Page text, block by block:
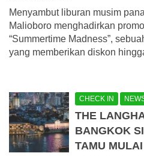
Menyambut liburan musim
Malioboro menghadirkan
“Summertime Madness”,
yang memberikan diskon
CHECK IN
THE
BANGKOK
TAMU